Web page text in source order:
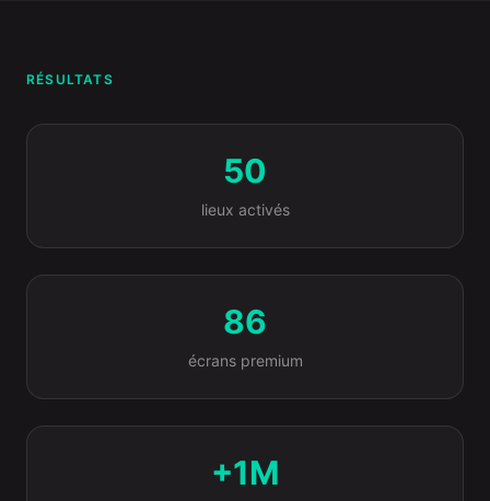
RÉSULTATS
50
lieux activés
86
écrans premium
+1M